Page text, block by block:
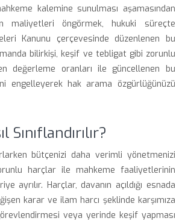
kalemine sunulması aşamasından
maliyetleri öngörmek, hukuki süreçte
Kanunu çerçevesinde düzenlenen bu
bilirkişi, keşif ve tebligat gibi zorunlu
değerleme oranları ile güncellenen bu
engelleyerek hak arama özgürlüğünüzü
bütçenizi daha verimli yönetmenizi
harçlar ile mahkeme faaliyetlerinin
Harçlar, davanın açıldığı esnada
karar ve ilam harcı şeklinde karşımıza
veya yerinde keşif yapması